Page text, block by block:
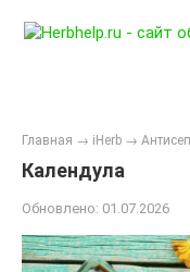
Главная → iHerb →
Календула
Обновлено: 01.07.2026